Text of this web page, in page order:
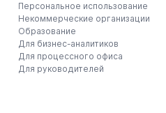
Персональное использование
Некоммерческие организации
Образование
Для бизнес-аналитиков
Для процессного офиса
Для руководителей